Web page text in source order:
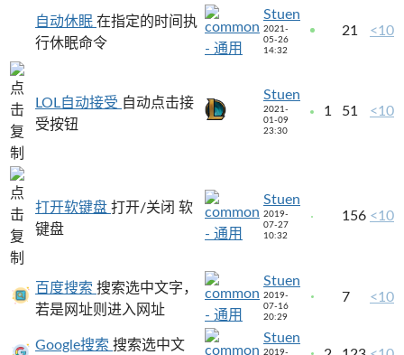
自动休眠 在指定的时间执
行休眠命令
Stuen
2021-
05-26
14:32
21 <10
LOL自动接受 自动点击接
受按钮
Stuen
2021-
01-09
23:30
1 51 <10
打开软键盘 打开/关闭 软
键盘
Stuen
2019-
07-27
10:32
156 <10
百度搜索 搜索选中文字，
若是网址则进入网址
Stuen
2019-
07-16
20:29
7 <10
Google搜索 搜索选中文
Stuen
2019-